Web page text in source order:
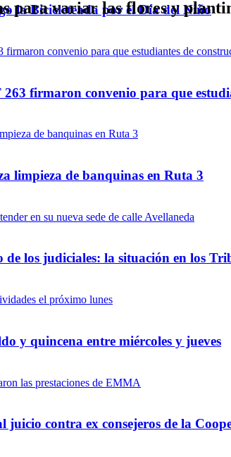
la Bicicleteada por el Día del Niño
firmaron convenio para que
limpieza de banquinas en Ruta 3
los judiciales: la situación en los
y quincena entre miércoles y jueves
juicio contra ex consejeros de la
para variar las flores y